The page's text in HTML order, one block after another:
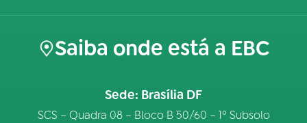
Saiba onde está a EBC
Sede: Brasília DF
SCS – Quadra 08 – Bloco B 50/60 – 1º Subsolo